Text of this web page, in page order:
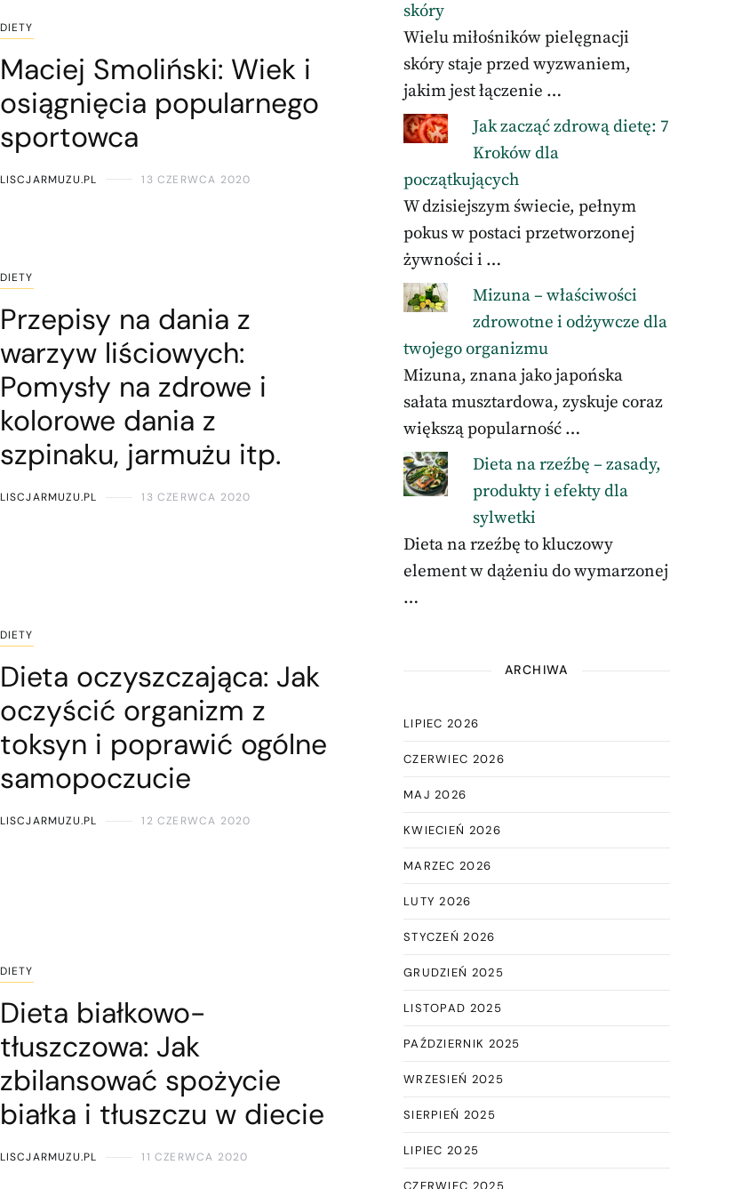
DIETY
Maciej Smoliński: Wiek i
osiągnięcia popularnego
sportowca
LISCJARMUZU.PL 13 CZERWCA 2020
DIETY
Przepisy na dania z
warzyw liściowych:
Pomysły na zdrowe i
kolorowe dania z
szpinaku, jarmużu itp.
LISCJARMUZU.PL 13 CZERWCA 2020
DIETY
Dieta oczyszczająca: Jak
oczyścić organizm z
toksyn i poprawić ogólne
samopoczucie
LISCJARMUZU.PL 12 CZERWCA 2020
DIETY
Dieta białkowo-
tłuszczowa: Jak
zbilansować spożycie
białka i tłuszczu w diecie
LISCJARMUZU.PL 11 CZERWCA 2020
skóry
Wielu miłośników pielęgnacji
skóry staje przed wyzwaniem,
jakim jest łączenie …
Jak zacząć zdrową dietę: 7
Kroków dla
początkujących
W dzisiejszym świecie, pełnym
pokus w postaci przetworzonej
żywności i …
Mizuna – właściwości
zdrowotne i odżywcze dla
twojego organizmu
Mizuna, znana jako japońska
sałata musztardowa, zyskuje coraz
większą popularność …
Dieta na rzeźbę – zasady,
produkty i efekty dla
sylwetki
Dieta na rzeźbę to kluczowy
element w dążeniu do wymarzonej
…
ARCHIWA
LIPIEC 2026
CZERWIEC 2026
MAJ 2026
KWIECIEŃ 2026
MARZEC 2026
LUTY 2026
STYCZEŃ 2026
GRUDZIEŃ 2025
LISTOPAD 2025
PAŹDZIERNIK 2025
WRZESIEŃ 2025
SIERPIEŃ 2025
LIPIEC 2025
CZERWIEC 2025